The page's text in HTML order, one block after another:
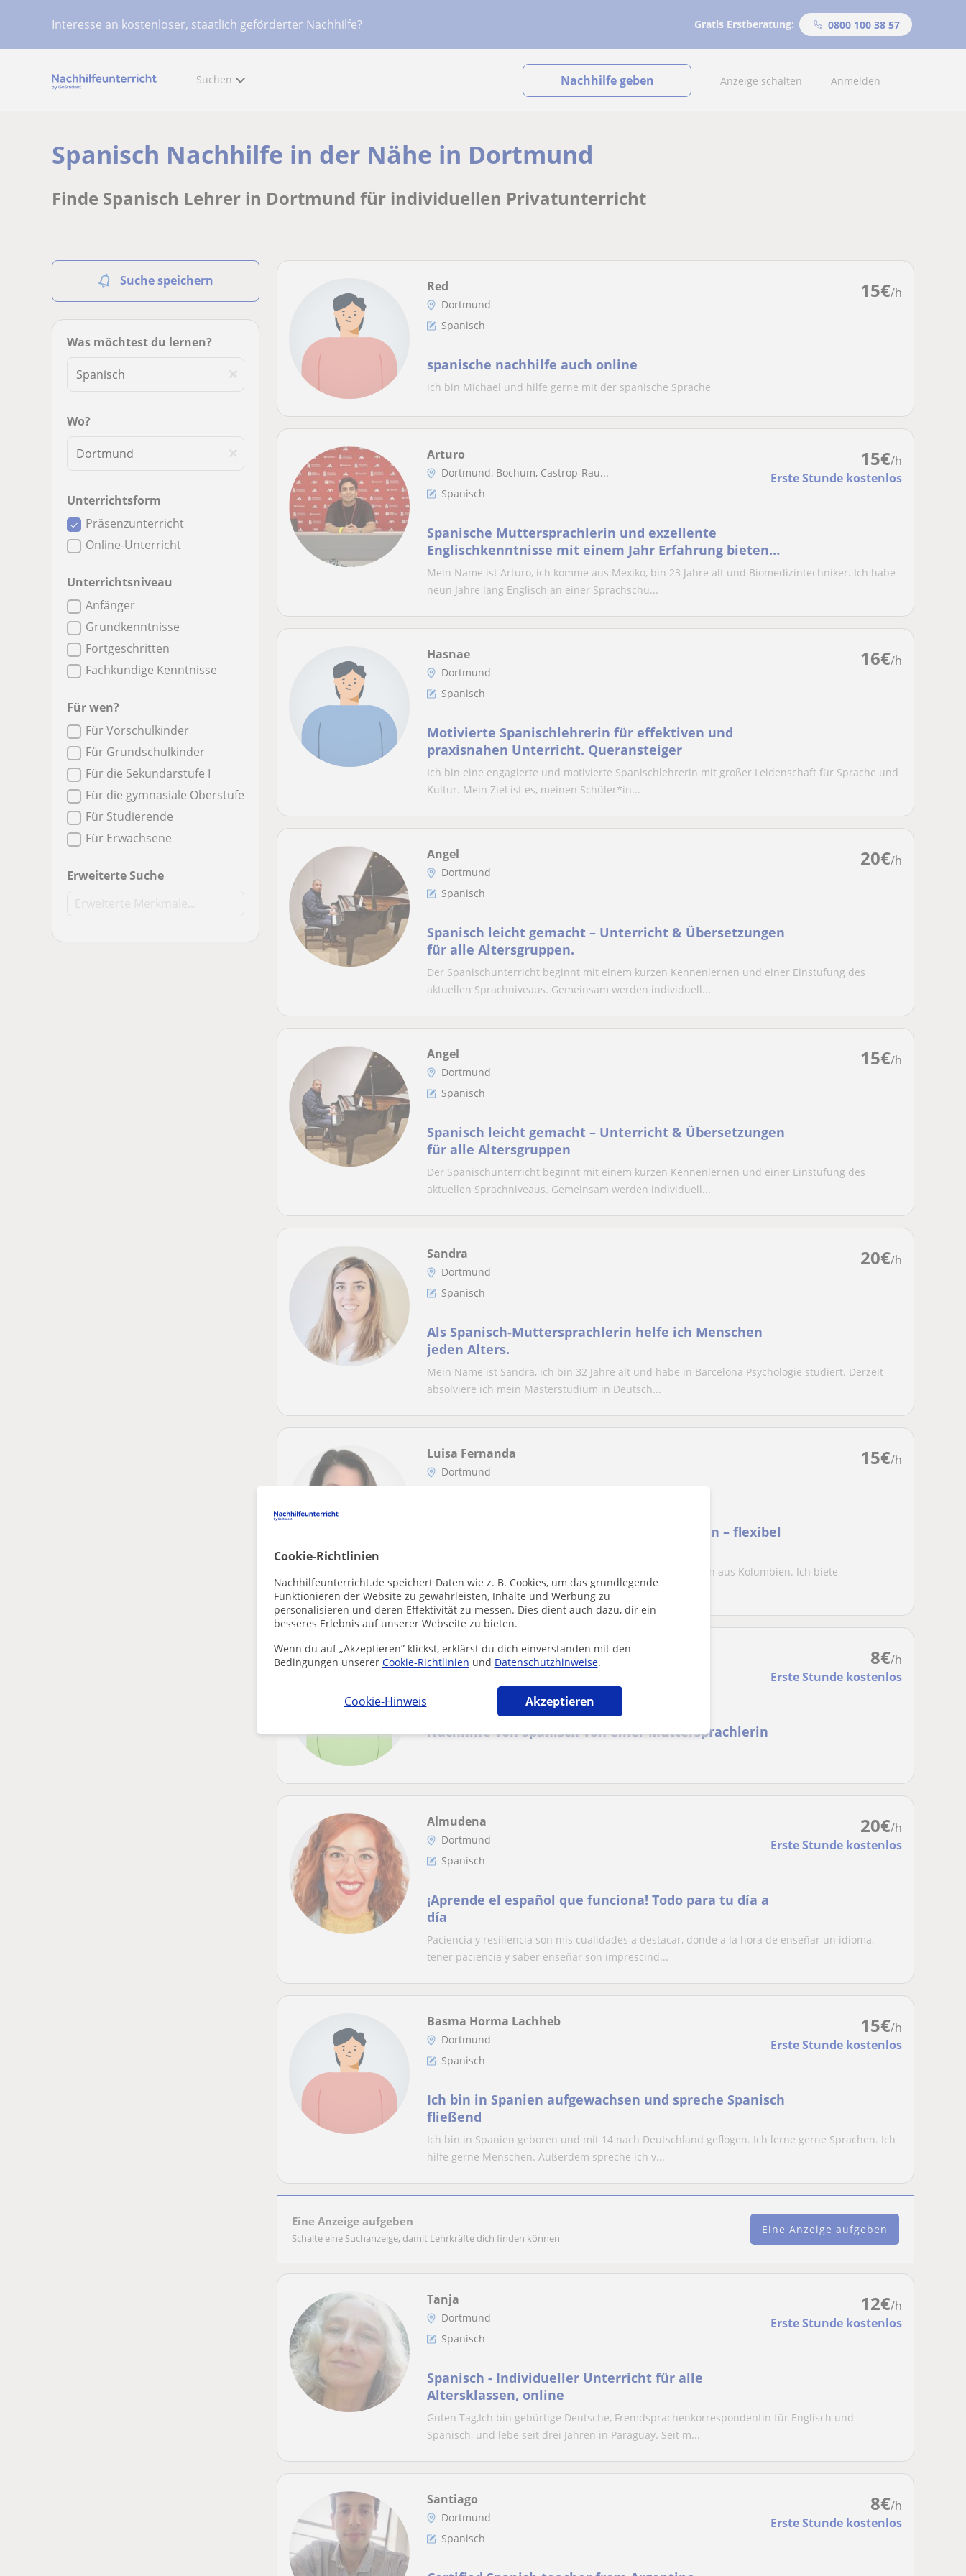
Interesse an kostenloser, staatlich geförderter Nachhilfe? Gratis Erstberatung: 0800 100 38 57
Cookie-Richtlinien
Nachhilfeunterricht.de speichert Daten wie z. B. Cookies, um das grundlegende
Funktionieren der Website zu gewährleisten, Inhalte und Werbung zu
personalisieren und deren Effektivität zu messen. Dies dient auch dazu, dir ein
besseres Erlebnis auf unserer Webseite zu bieten.
Wenn du auf „Akzeptieren” klickst, erklärst du dich einverstanden mit den
Bedingungen unserer Cookie-Richtlinien und Datenschutzhinweise.
Cookie-Hinweis Akzeptieren
Suchen Anzeige schalten Anmelden
Nachhilfe geben
Spanisch Nachhilfe in der Nähe in Dortmund
Finde Spanisch Lehrer in Dortmund für individuellen Privatunterricht
Suche speichern
Was möchtest du lernen?
Wo?
Unterrichtsform
Präsenzunterricht
Online-Unterricht
Unterrichtsniveau
Anfänger
Grundkenntnisse
Fortgeschritten
Fachkundige Kenntnisse
Für wen?
Für Vorschulkinder
Für Grundschulkinder
Für die Sekundarstufe I
Für die gymnasiale Oberstufe
Für Studierende
Für Erwachsene
Erweiterte Suche
15€/h
Red
Dortmund
Spanisch
spanische nachhilfe auch online
ich bin Michael und hilfe gerne mit der spanische Sprache
15€/h
Erste Stunde kostenlos
Arturo
Dortmund, Bochum, Castrop-Rau...
Spanisch
Spanische Muttersprachlerin und exzellente
Englischkenntnisse mit einem Jahr Erfahrung bieten
Kurse für Erwachsene in Dortmund an
Mein Name ist Arturo, ich komme aus Mexiko, bin 23 Jahre alt und Biomedizintechniker. Ich habe
neun Jahre lang Englisch an einer Sprachschu...
16€/h
Hasnae
Dortmund
Spanisch
Motivierte Spanischlehrerin für effektiven und
praxisnahen Unterricht. Queransteiger
Ich bin eine engagierte und motivierte Spanischlehrerin mit großer Leidenschaft für Sprache und
Kultur. Mein Ziel ist es, meinen Schüler*in...
20€/h
Angel
Dortmund
Spanisch
Spanisch leicht gemacht – Unterricht & Übersetzungen
für alle Altersgruppen.
Der Spanischunterricht beginnt mit einem kurzen Kennenlernen und einer Einstufung des
aktuellen Sprachniveaus. Gemeinsam werden individuell...
15€/h
Angel
Dortmund
Spanisch
Spanisch leicht gemacht – Unterricht & Übersetzungen
für alle Altersgruppen
Der Spanischunterricht beginnt mit einem kurzen Kennenlernen und einer Einstufung des
aktuellen Sprachniveaus. Gemeinsam werden individuell...
20€/h
Sandra
Dortmund
Spanisch
Als Spanisch-Muttersprachlerin helfe ich Menschen
jeden Alters.
Mein Name ist Sandra, ich bin 32 Jahre alt und habe in Barcelona Psychologie studiert. Derzeit
absolviere ich mein Masterstudium in Deutsch...
15€/h
Luisa Fernanda
Dortmund
Spanisch lernen mit professioneller Lehrerin – flexibel
¡Hola! Ich bin Luisa, eine leidenschaftliche Spanischlehrerin aus Kolumbien. Ich biete
individuellen Spanischunterricht für Kinder und Erwa...
8€/h
Erste Stunde kostenlos
Fatima
Dortmund
Nachhilfe von Spanisch von einer Muttersprachlerin
20€/h
Erste Stunde kostenlos
Almudena
Dortmund
Spanisch
¡Aprende el español que funciona! Todo para tu día a
día
Paciencia y resiliencia son mis cualidades a destacar, donde a la hora de enseñar un idioma,
tener paciencia y saber enseñar son imprescind...
15€/h
Erste Stunde kostenlos
Basma Horma Lachheb
Dortmund
Spanisch
Ich bin in Spanien aufgewachsen und spreche Spanisch
fließend
Ich bin in Spanien geboren und mit 14 nach Deutschland geflogen. Ich lerne gerne Sprachen. Ich
hilfe gerne Menschen. Außerdem spreche ich v...
Eine Anzeige aufgeben
Schalte eine Suchanzeige, damit Lehrkräfte dich finden können
Eine Anzeige aufgeben
12€/h
Erste Stunde kostenlos
Tanja
Dortmund
Spanisch
Spanisch - Individueller Unterricht für alle
Altersklassen, online
Guten Tag,Ich bin gebürtige Deutsche, Fremdsprachenkorrespondentin für Englisch und
Spanisch, und lebe seit drei Jahren in Paraguay. Seit m...
8€/h
Erste Stunde kostenlos
Santiago
Dortmund
Spanisch